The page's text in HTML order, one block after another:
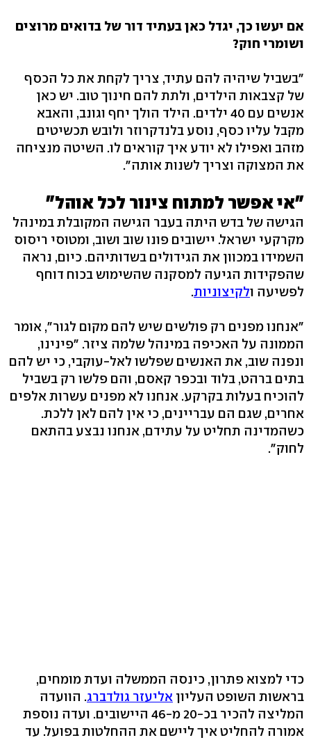
אם יעשו כך, יגדל כאן בעתיד דור של בדואים מרוצים
ושומרי חוק?
"בשביל שיהיה להם עתיד, צריך לקחת את כל הכסף
של קצבאות הילדים, ולתת להם חינוך טוב. יש כאן
אנשים עם 40 ילדים. הילד הולך יחף וגונב, והאבא
מקבל עליו כסף, נוסע בלנדקרוזר ולובש תכשיטים
מזהב ואפילו לא יודע איך קוראים לו. השיטה מנציחה
את המצוקה וצריך לשנות אותה".
"אי אפשר למתוח צינור לכל אוהל"
הגישה של בדש היתה בעבר הגישה המקובלת במינהל
מקרקעי ישראל. יישובים פונו שוב ושוב, ומטוסי ריסוס
השמידו במכוון את הגידולים בשדותיהם. כיום, נראה
שהפקידות הגיעה למסקנה שהשימוש בכוח דוחף
לפשיעה ולקיצוניות.
"אנחנו מפנים רק פולשים שיש להם מקום לגור", אומר
הממונה על האכיפה במינהל שלמה ציזר. "פינינו,
ונפנה שוב, את האנשים שפלשו לאל-עוקבי, כי יש להם
בתים ברהט, בלוד ובכפר קאסם, והם פלשו רק בשביל
להוכיח בעלות בקרקע. אנחנו לא מפנים עשרות אלפים
אחרים, שגם הם עבריינים, כי אין להם לאן ללכת.
כשהמדינה תחליט על עתידם, אנחנו נבצע בהתאם
לחוק".
כדי למצוא פתרון, כינסה הממשלה ועדת מומחים,
בראשות השופט העליון אליעזר גולדברג. הוועדה
המליצה להכיר בכ-20 מ-46 היישובים. ועדה נוספת
אמורה להחליט איך ליישם את ההחלטות בפועל. עד